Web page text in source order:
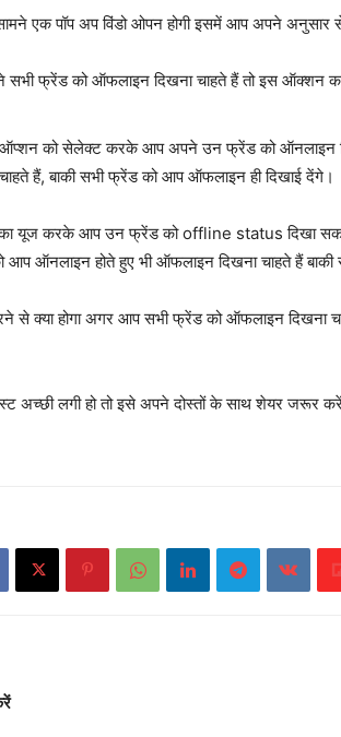
एक पॉप अप विंडो ओपन होगी इसमें आप अपने अनुसार
फ्रेंड को ऑफलाइन दिखना चाहते हैं तो इस ऑक्शन
को सेलेक्ट करके आप अपने उन फ्रेंड को ऑनलाइन
हैं, बाकी सभी फ्रेंड को आप ऑफलाइन ही दिखाई देंगे।
यूज करके आप उन फ्रेंड को offline status दिखा सकते
ऑनलाइन होते हुए भी ऑफलाइन दिखना चाहते हैं
क्या होगा अगर आप सभी फ्रेंड को ऑफलाइन दिखना
अच्छी लगी हो तो इसे अपने दोस्तों के साथ शेयर जरूर